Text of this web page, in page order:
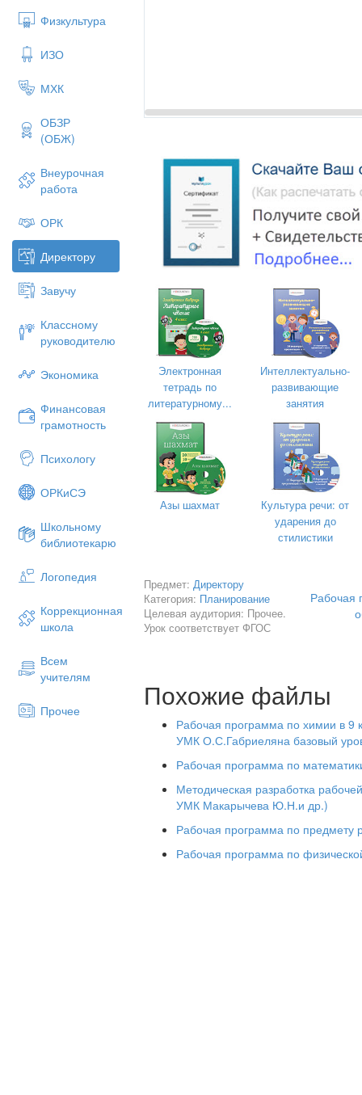
Физкультура
ИЗО
МХК
ОБЗР
(ОБЖ)
Внеурочная
работа
ОРК
Директору
Завучу
Классному
руководителю
Экономика
Финансовая
грамотность
Психологу
ОРКиСЭ
Школьному
библиотекарю
Логопедия
Коррекционная
школа
Всем
учителям
Прочее
на
СОДЕРЖАНИЕ
РАЗДЕЛ 1. ЦЕЛЕВОЙ
1.1 Цель и задачи воспитания
РАЗДЕЛ 2. СОДЕРЖАТЕЛЬНЫЙ
2.1 Уклад общеобразовательной
2.2 Виды, формы и содержание
Электронная
тетрадь по
литературному...
Интеллектуально-
развивающие
занятия
Азы шахмат
Культура речи: от
ударения до
стилистики
Предмет: Директору
Категория: Планирование
Целевая аудитория: Прочее.
Урок соответствует ФГОС
Рабочая
Похожие файлы
Рабочая программа по химии в 9
УМК О.С.Габриеляна базовый
Рабочая программа по
Методическая разработка
УМК Макарычева Ю.Н.и др.)
Рабочая программа по предмету
Рабочая программа по